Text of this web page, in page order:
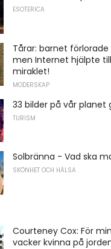
ESOTERICA
Tårar: barnet
men Internet hjälpte
miraklet!
MODERSKAP
33 bilder på vår planet
TURISM
Solbränna - Vad ska
SKÖNHET OCH HÄLSA
Courteney Cox: För
vacker kvinna på